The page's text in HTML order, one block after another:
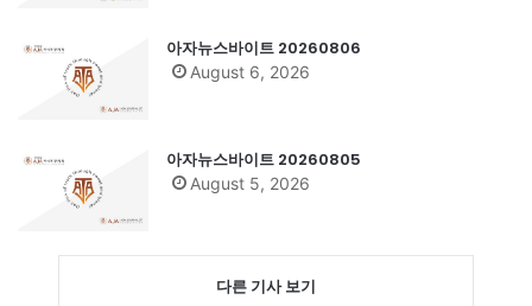
아자뉴스바이트 20260806
August 6, 2026
아자뉴스바이트 20260805
August 5, 2026
다른 기사 보기